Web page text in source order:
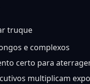
truque
e complexos
certo para
multiplicam